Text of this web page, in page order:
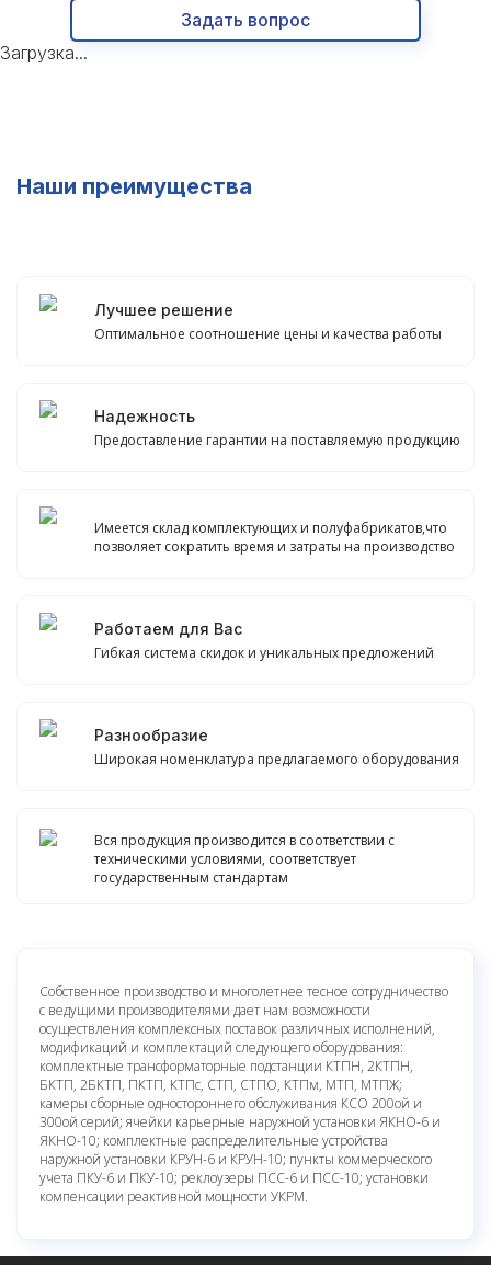
Задать вопрос
Загрузка...
Наши преимущества
Лучшее решение
Оптимальное соотношение цены и качества работы
Надежность
Предоставление гарантии на поставляемую продукцию
Имеется склад комплектующих и полуфабрикатов,что
позволяет сократить время и затраты на производство
Работаем для Вас
Гибкая система скидок и уникальных предложений
Разнообразие
Широкая номенклатура предлагаемого оборудования
Вся продукция производится в соответствии с
техническими условиями, соответствует
государственным стандартам
Собственное производство и многолетнее тесное сотрудничество
с ведущими производителями дает нам возможности
осуществления комплексных поставок различных исполнений,
модификаций и комплектаций следующего оборудования:
комплектные трансформаторные подстанции КТПН, 2КТПН,
БКТП, 2БКТП, ПКТП, КТПс, СТП, СТПО, КТПм, МТП, МТПЖ;
камеры сборные одностороннего обслуживания КСО 200ой и
300ой серий; ячейки карьерные наружной установки ЯКНО-6 и
ЯКНО-10; комплектные распределительные устройства
наружной установки КРУН-6 и КРУН-10; пункты коммерческого
учета ПКУ-6 и ПКУ-10; реклоузеры ПСС-6 и ПСС-10; установки
компенсации реактивной мощности УКРМ.